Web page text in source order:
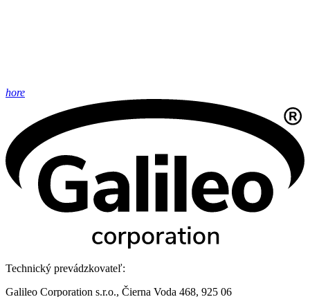
hore
Technický prevádzkovateľ:
Galileo Corporation s.r.o., Čierna Voda 468, 925 06